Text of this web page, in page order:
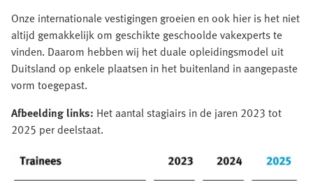
Onze internationale vestigingen groeien en ook hier is het niet
altijd gemakkelijk om geschikte geschoolde vakexperts te
vinden. Daarom hebben wij het duale opleidingsmodel uit
Duitsland op enkele plaatsen in het buitenland in aangepaste
vorm toegepast.
Afbeelding links: Het aantal stagiairs in de jaren 2023 tot
2025 per deelstaat.